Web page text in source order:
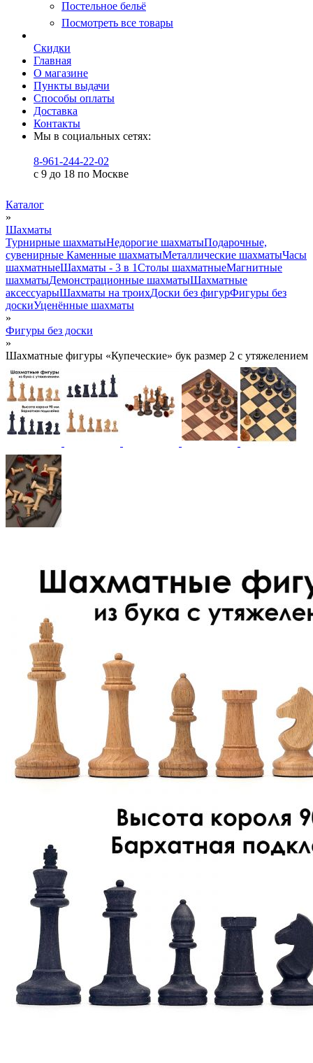
Постельное бельё
Посмотреть все товары
Скидки
Главная
О магазине
Пункты выдачи
Способы оплаты
Доставка
Контакты
Мы в социальных сетях:
8-961-244-22-02
с 9 до 18 по Москве
Каталог
»
Шахматы
Турнирные шахматыНедорогие шахматыПодарочные,
сувенирные Каменные шахматыМеталлические шахматыЧасы
шахматныеШахматы - 3 в 1Столы шахматныеМагнитные
шахматыДемонстрационные шахматыШахматные
аксессуарыШахматы на троихДоски без фигурФигуры без
доскиУценённые шахматы
»
Фигуры без доски
»
Шахматные фигуры «Купеческие» бук размер 2 с утяжелением